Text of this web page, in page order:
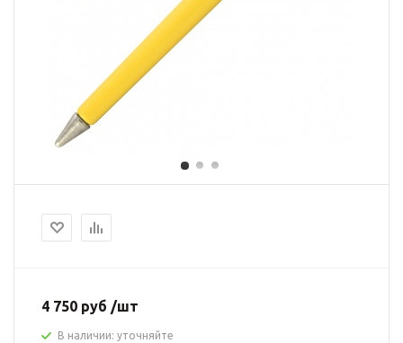
4 750 руб /шт
В наличии: уточняйте